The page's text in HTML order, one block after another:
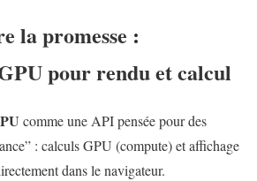
la promesse :
pour rendu et calcul
comme une API pensée pour des
: calculs GPU (compute) et affichage
dans le navigateur.